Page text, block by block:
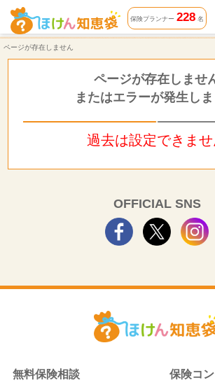
ページが存在しません | ほけん知恵袋
保険プランナー 228名
ページが存在しません
ページが存在しませ
またはエラーが発生し
過去は設定できませ
OFFICIAL SNS
無料保険相談 保険コ